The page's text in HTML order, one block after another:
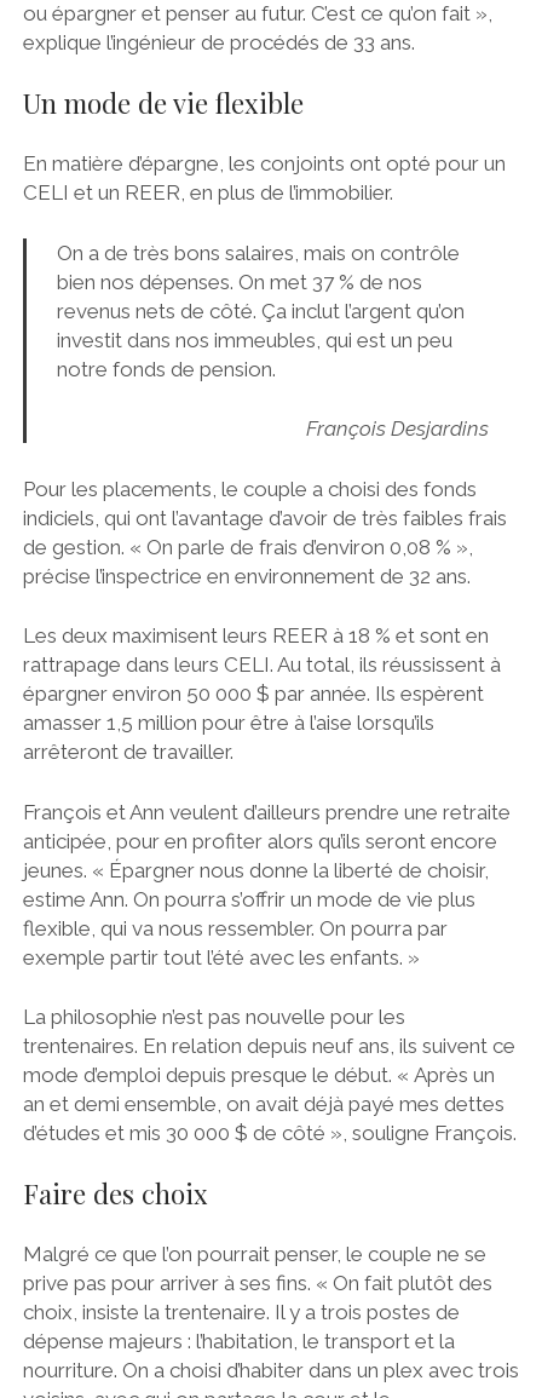
ou épargner et penser au futur. C’est ce qu’on fait »,
explique l’ingénieur de procédés de 33 ans.
Un mode de vie flexible
En matière d’épargne, les conjoints ont opté pour un
CELI et un REER, en plus de l’immobilier.
On a de très bons salaires, mais on contrôle
bien nos dépenses. On met 37 % de nos
revenus nets de côté. Ça inclut l’argent qu’on
investit dans nos immeubles, qui est un peu
notre fonds de pension.
François Desjardins
Pour les placements, le couple a choisi des fonds
indiciels, qui ont l’avantage d’avoir de très faibles frais
de gestion. « On parle de frais d’environ 0,08 % »,
précise l’inspectrice en environnement de 32 ans.
Les deux maximisent leurs REER à 18 % et sont en
rattrapage dans leurs CELI. Au total, ils réussissent à
épargner environ 50 000 $ par année. Ils espèrent
amasser 1,5 million pour être à l’aise lorsqu’ils
arrêteront de travailler.
François et Ann veulent d’ailleurs prendre une retraite
anticipée, pour en profiter alors qu’ils seront encore
jeunes. « Épargner nous donne la liberté de choisir,
estime Ann. On pourra s’offrir un mode de vie plus
flexible, qui va nous ressembler. On pourra par
exemple partir tout l’été avec les enfants. »
La philosophie n’est pas nouvelle pour les
trentenaires. En relation depuis neuf ans, ils suivent ce
mode d’emploi depuis presque le début. « Après un
an et demi ensemble, on avait déjà payé mes dettes
d’études et mis 30 000 $ de côté », souligne François.
Faire des choix
Malgré ce que l’on pourrait penser, le couple ne se
prive pas pour arriver à ses fins. « On fait plutôt des
choix, insiste la trentenaire. Il y a trois postes de
dépense majeurs : l’habitation, le transport et la
nourriture. On a choisi d’habiter dans un plex avec trois